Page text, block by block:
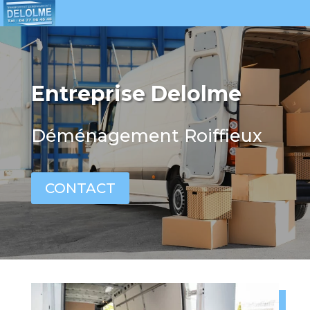
Entreprise Delolme
Déménagement Roiffieux
CONTACT